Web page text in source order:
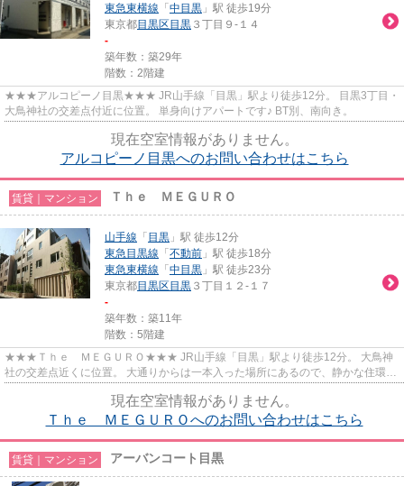
東急東横線 「 中目黒 」駅 徒歩19分
東京都目黒区 目黒 ３丁目９-１４
-
築年数：築29年
階数：2階建
★★★アルコピーノ目黒★★★ JR山手線「目黒」駅より徒歩12分。 目黒3丁目・
大鳥神社の交差点付近に位置。 単身向けアパートです♪ BT別、南向き。
現在空室情報がありません。
アルコピーノ目黒へのお問い合わせはこちら
賃貸｜マンション Ｔｈｅ ＭＥＧＵＲＯ
山手線 「 目黒 」駅 徒歩12分
東急目黒線 「 不動前 」駅 徒歩18分
東急東横線 「 中目黒 」駅 徒歩23分
東京都目黒区 目黒 ３丁目１２-１７
-
築年数：築11年
階数：5階建
★★★Ｔｈｅ ＭＥＧＵＲＯ★★★ JR山手線「目黒」駅より徒歩12分。 大鳥神
社の交差点近くに位置。 大通りからは一本入った場所にあるので、静かな住環境
現在空室情報がありません。
Ｔｈｅ ＭＥＧＵＲＯへのお問い合わせはこちら
賃貸｜マンション アーバンコート目黒